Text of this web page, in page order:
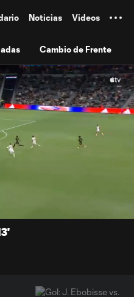
Noticias Videos
Cambio de Frente